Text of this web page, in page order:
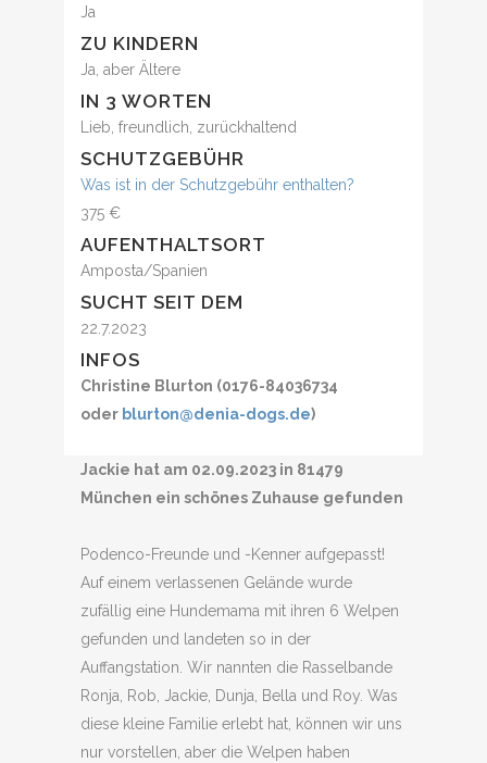
Ja
ZU KINDERN
Ja, aber Ältere
IN 3 WORTEN
Lieb, freundlich, zurückhaltend
SCHUTZGEBÜHR
Was ist in der Schutzgebühr enthalten?
375 €
AUFENTHALTSORT
Amposta/Spanien
SUCHT SEIT DEM
22.7.2023
INFOS
Christine Blurton (0176-84036734
oder blurton@denia-dogs.de)
Jackie hat am 02.09.2023 in 81479
München ein schönes Zuhause gefunden
Podenco-Freunde und -Kenner aufgepasst!
Auf einem verlassenen Gelände wurde
zufällig eine Hundemama mit ihren 6 Welpen
gefunden und landeten so in der
Auffangstation. Wir nannten die Rasselbande
Ronja, Rob, Jackie, Dunja, Bella und Roy. Was
diese kleine Familie erlebt hat, können wir uns
nur vorstellen, aber die Welpen haben